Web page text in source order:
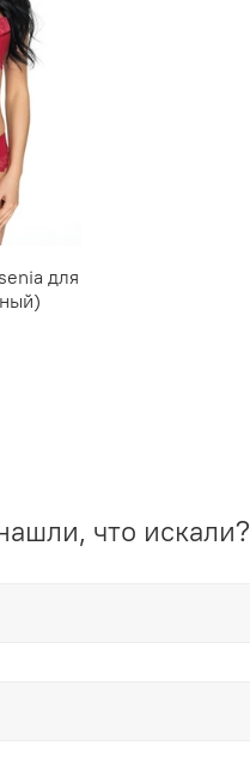
для
что искали?